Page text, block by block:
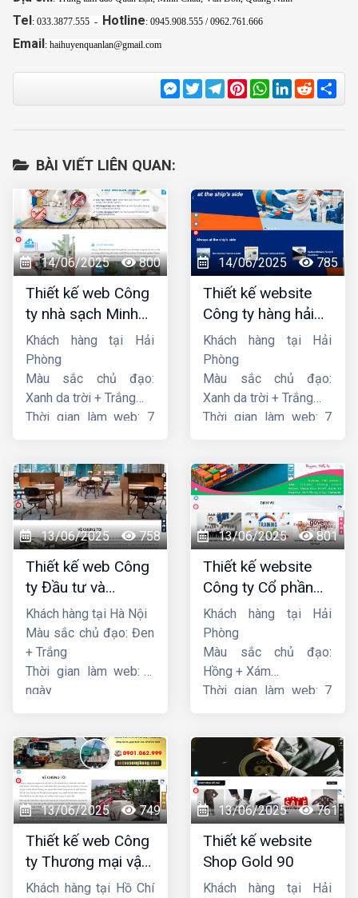
Tel: 033.3877.555 - Hotline: 0945.908.555 / 0962.761.666
Email: haihuyenquanlan@gmail.com
Messenger
TwitterTelegram
Pinterest
WhatsApp
LinkedIn
Reddit
BÀI VIẾT LIÊN QUAN:
14/06/2025 800
Thiết kế web Công
ty nhà sạch Minh
Dương
Khách hàng tại Hải
Phòng
Màu sắc chủ đạo:
Xanh da trời + Trắng
Thời gian làm web: 7
14/06/2025 785
Thiết kế website
Công ty hàng hải
liên minh
Khách hàng tại Hải
Phòng
Màu sắc chủ đạo:
Xanh da trời + Trắng
Thời gian làm web: 7
13/06/2025 758
Thiết kế web Công
ty Đầu tư và
Thương mại Five-
Star
Khách hàng tại Hà Nội
Màu sắc chủ đạo: Đen
+ Trắng
Thời gian làm web: 7
ngày
13/06/2025 801
Thiết kế website
Công ty Cổ phần
dịch vụ hàng hải
Sen
Khách hàng tại Hải
Phòng
Màu sắc chủ đạo:
Hồng + Xám
Thời gian làm web: 7
13/06/2025 749
Thiết kế web Công
ty Thương mại vận
tải Song Bằng
Khách hàng tại Hồ Chí
13/06/2025 761
Thiết kế website
Shop Gold 90
Khách hàng tại Hải